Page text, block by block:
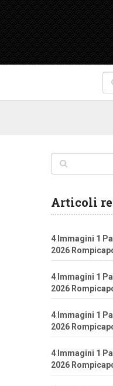
Articoli
4 Immagini 1
2026
4 Immagini 1
2026
4 Immagini 1
2026
4 Immagini 1
2026